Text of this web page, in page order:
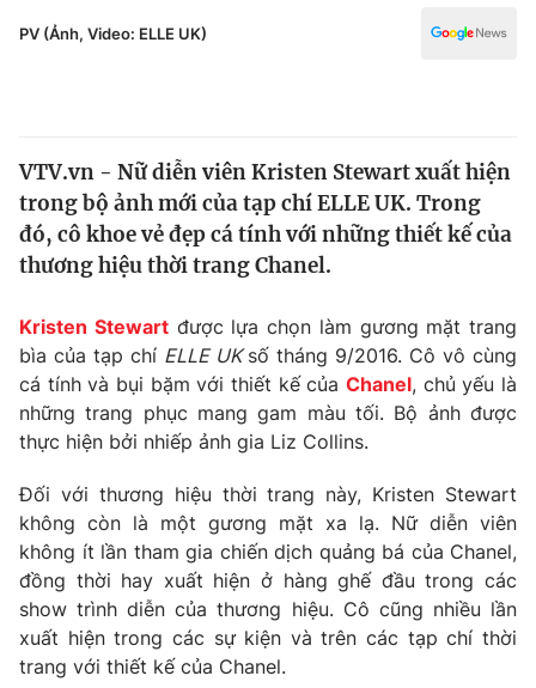
Xã hội
Thế giới
Tin tức
Thế giới đó đây
Câu chuyện quốc tế
Tài chính
Thị trường
Góc doanh nghiệp
Dữ liệu và đời sống
Truyền hình
Phim VTV
Hậu trường
Nhân vật
Khán giả
Giải sao mai
Giải trí
Điện ảnh
Âm nhạc
Sao
Đời sống
Du lịch
Làm đẹp
Giáo dục
Y tế
PV (Ảnh, Video: ELLE UK)
VTV.vn - Nữ diễn viên Kristen Stewart xuất hiện
trong bộ ảnh mới của tạp chí ELLE UK. Trong
đó, cô khoe vẻ đẹp cá tính với những thiết kế của
thương hiệu thời trang Chanel.
Kristen Stewartđược lựa chọn làm gương mặt trang
bìa của tạp chí ELLE UKsố tháng 9/2016. Cô vô cùng
cá tính và bụi bặm với thiết kế của Chanel, chủ yếu là
những trang phục mang gam màu tối. Bộ ảnh được
thực hiện bởi nhiếp ảnh gia Liz Collins.
Đối với thương hiệu thời trang này, Kristen Stewart
không còn là một gương mặt xa lạ. Nữ diễn viên
không ít lần tham gia chiến dịch quảng bá của Chanel,
đồng thời hay xuất hiện ở hàng ghế đầu trong các
show trình diễn của thương hiệu. Cô cũng nhiều lần
xuất hiện trong các sự kiện và trên các tạp chí thời
trang với thiết kế của Chanel.